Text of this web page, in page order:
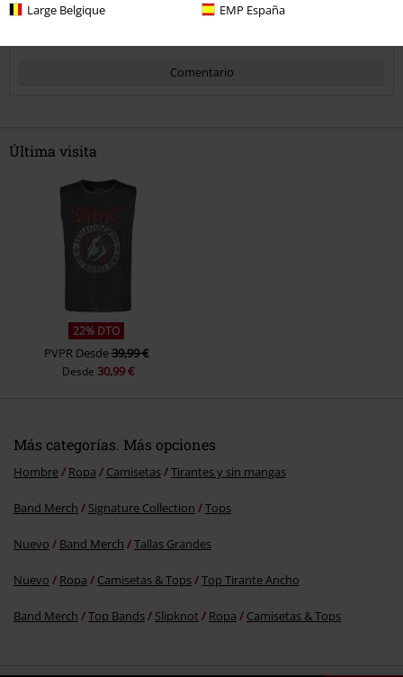
Large Belgique EMP España
Comentario
Enviar comentario
Última visita
22% DTO
PVPR Desde39,99 €
Desde 30,99 €
Más categorías. Más opciones
Hombre Ropa Camisetas Tirantes y sin mangas
Band Merch Signature Collection Tops
Nuevo Band Merch Tallas Grandes
Nuevo Ropa Camisetas & Tops Top Tirante Ancho
Band Merch Top Bands Slipknot Ropa Camisetas & Tops